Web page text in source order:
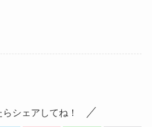
シェアしてね！